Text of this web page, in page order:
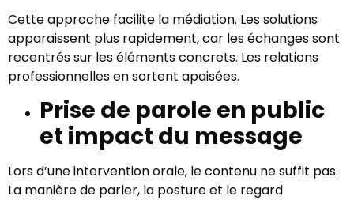
Cette approche facilite la médiation. Les solutions
apparaissent plus rapidement, car les échanges sont
recentrés sur les éléments concrets. Les relations
professionnelles en sortent apaisées.
Prise de parole en public
et impact du message
Lors d’une intervention orale, le contenu ne suffit pas.
La manière de parler, la posture et le regard